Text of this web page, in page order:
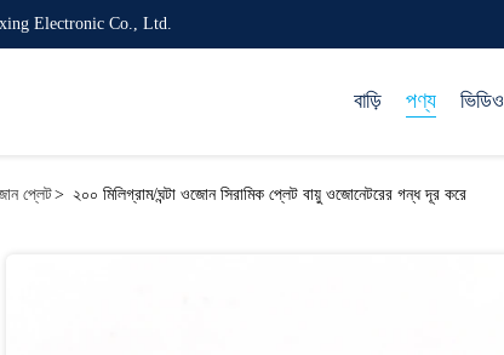
Electronic Co., Ltd.
বাড়ি পণ্য ভিডিও
প্লেট> ২০০ মিলিগ্রাম/ঘন্টা ওজোন সিরামিক প্লেট বায়ু ওজোনেটরের গন্ধ দূর করে